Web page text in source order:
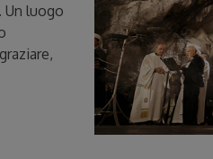
Un luogo